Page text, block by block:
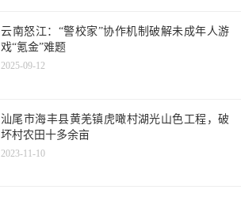
云南怒江：“警校家”协作机制破解未成年人游
戏“氪金”难题
2025-09-12
汕尾市海丰县黄羌镇虎噉村湖光山色工程，破
坏村农田十多余亩
2023-11-10